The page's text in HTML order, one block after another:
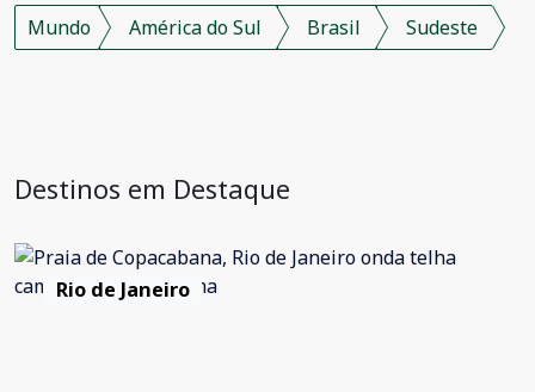
Mundo América do Sul Brasil Sudeste
Destinos em Destaque
Rio de Janeiro